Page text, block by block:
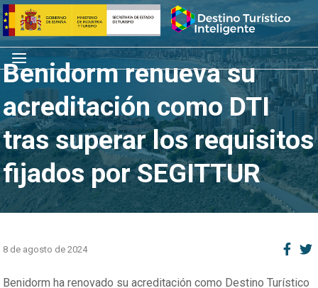
Saltar
al
contenido
Inicio
Menú
Benidorm renueva su
acreditación como DTI
tras superar los requisitos
fijados por SEGITTUR
8 de agosto de 2024
Benidorm ha renovado su acreditación como Destino Turístico